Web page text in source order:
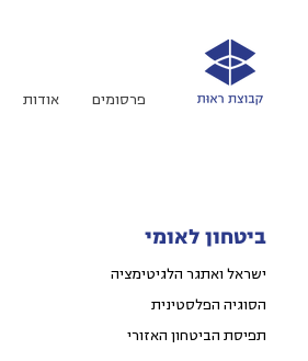
פרסומים אודות
ביטחון לאומי
ישראל ואתגר הלגיטימציה
הסוגיה הפלסטינית
תפיסת הביטחון האזורי